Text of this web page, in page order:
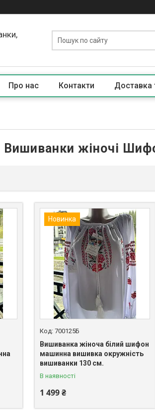
Про нас Контакти Доставка
Вишиванки жіночі
Новинка
700125Б
Вишиванка жіноча білий шифон
машинна вишивка окружність
вишиванки 130 см.
В наявності
1 499 ₴